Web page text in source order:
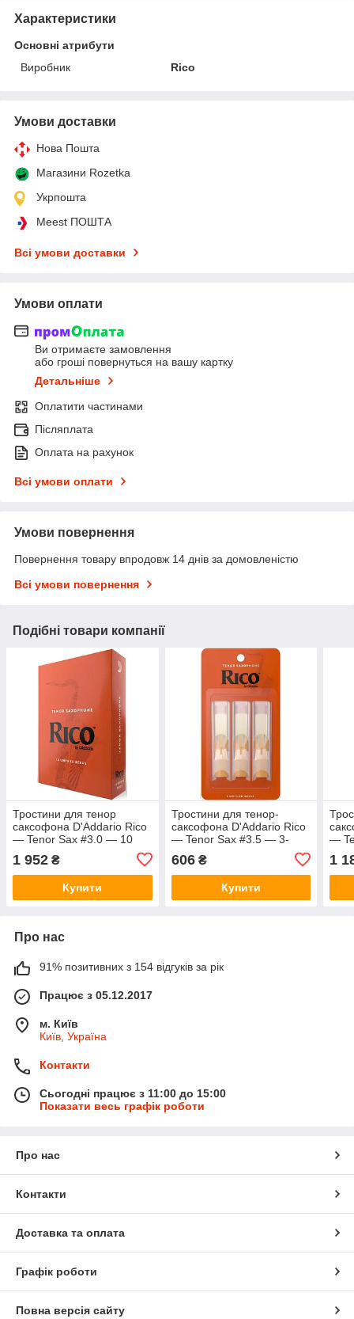
Характеристики
Основні атрибути
Виробник
Rico
Умови доставки
Нова Пошта
Магазини Rozetka
Укрпошта
Meest ПОШТА
Всі умови доставки
Умови оплати
Ви отримаєте замовлення
або гроші повернуться на вашу картку
Детальніше
Оплатити частинами
Післяплата
Оплата на рахунок
Всі умови оплати
Умови повернення
Повернення товару впродовж 14 днів за домовленістю
Всі умови повернення
Подібні товари компанії
Тростини для тенор
саксофона D'Addario Rico
— Tenor Sax #3.0 — 10
1 952 ₴
Купити
Тростини для тенор-
саксофона D'Addario Rico
— Tenor Sax #3.5 — 3-
606₴
Купити
—
1
Про нас
91% позитивних з 154 відгуків за рік
Працює з 05.12.2017
м. Київ
Київ, Україна
Контакти
Сьогодні працює з 11:00 до 15:00
Показати весь графік роботи
Про нас
Контакти
Доставка та оплата
Графік роботи
Повна версія сайту